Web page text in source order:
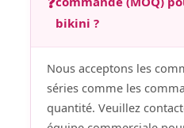
bikini ?
Nous acceptons les
séries comme les
quantité. Veuillez